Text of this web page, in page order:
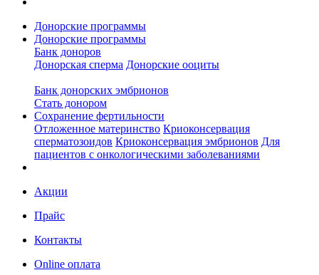
Донорские программы
Донорские программы
Банк доноров
Донорская сперма Донорские ооциты
Банк донорских эмбрионов
Стать донором
Сохранение фертильности
Отложенное материнство Криоконсервация
сперматозоидов Криоконсервация эмбрионов Для
пациентов с онкологическими заболеваниями
Акции
Прайс
Контакты
Online оплата